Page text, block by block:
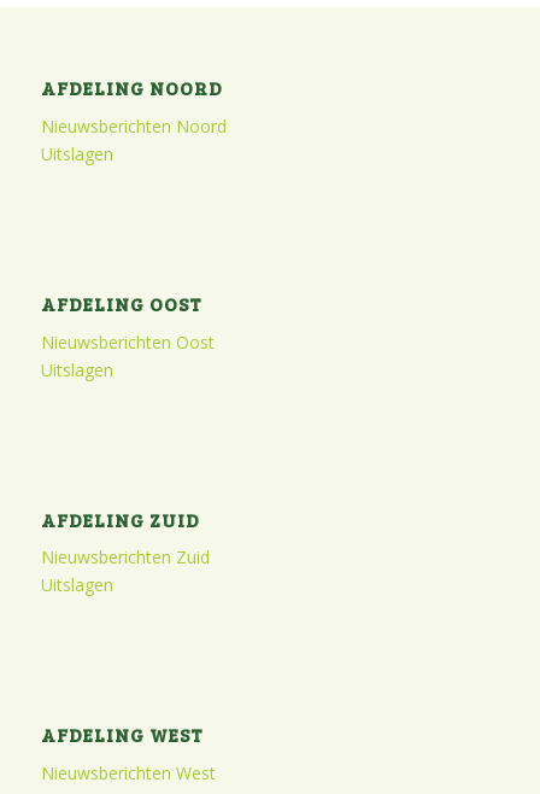
AFDELING NOORD
Nieuwsberichten Noord
Uitslagen
AFDELING OOST
Nieuwsberichten Oost
Uitslagen
AFDELING ZUID
Nieuwsberichten Zuid
Uitslagen
AFDELING WEST
Nieuwsberichten West